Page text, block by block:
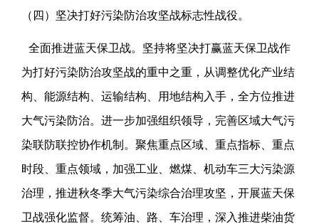
（四）坚决打好污染防治攻坚战标志性战役。
全面推进蓝天保卫战。坚持将坚决打赢蓝天保卫战作
为打好污染防治攻坚战的重中之重，从调整优化产业结
构、能源结构、运输结构、用地结构入手，全方位推进
大气污染防治。进一步加强组织领导，完善区域大气污
染联防联控协作机制。聚焦重点区域、重点指标、重点
时段、重点领域，加强工业、燃煤、机动车三大污染源
治理，推进秋冬季大气污染综合治理攻坚，开展蓝天保
卫战强化监督。统筹油、路、车治理，深入推进柴油货